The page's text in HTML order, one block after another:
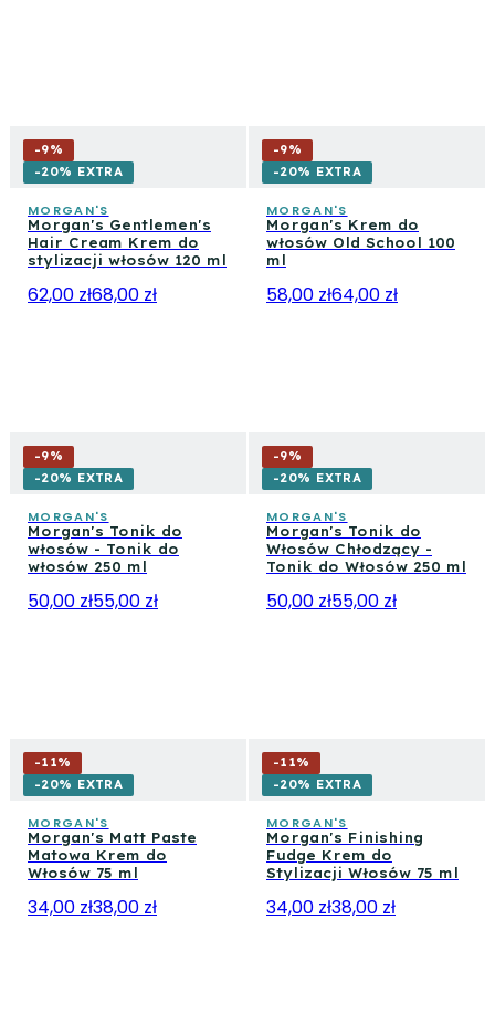
-9%
-20% EXTRA
MORGAN'S
Morgan's Gentlemen's
Hair Cream Krem do
stylizacji włosów 120 ml
62,00 zł68,00 zł
-9%
-20% EXTRA
MORGAN'S
Morgan's Krem do
włosów Old School 100
ml
58,00 zł64,00 zł
-9%
-20% EXTRA
MORGAN'S
Morgan's Tonik do
włosów - Tonik do
włosów 250 ml
50,00 zł55,00 zł
-9%
-20% EXTRA
MORGAN'S
Morgan's Tonik do
Włosów Chłodzący -
Tonik do Włosów 250 ml
50,00 zł55,00 zł
-11%
-20% EXTRA
MORGAN'S
Morgan's Matt Paste
Matowa Krem do
Włosów 75 ml
34,00 zł38,00 zł
-11%
-20% EXTRA
MORGAN'S
Morgan's Finishing
Fudge Krem do
Stylizacji Włosów 75 ml
34,00 zł38,00 zł